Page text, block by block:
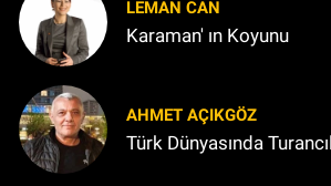
LEMAN CAN
Karaman' ın Koyunu
AHMET AÇIKGÖZ
Türk Dünyasında